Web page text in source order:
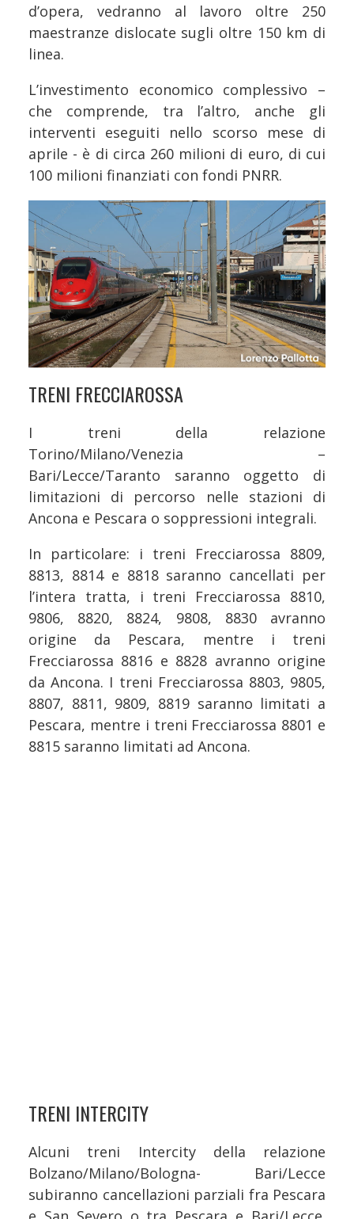
d’opera, vedranno al lavoro oltre 250
maestranze dislocate sugli oltre 150 km di
linea.
L’investimento economico complessivo –
che comprende, tra l’altro, anche gli
interventi eseguiti nello scorso mese di
aprile - è di circa 260 milioni di euro, di cui
100 milioni finanziati con fondi PNRR.
TRENI FRECCIAROSSA
I treni della relazione
Torino/Milano/Venezia –
Bari/Lecce/Taranto saranno oggetto di
limitazioni di percorso nelle stazioni di
Ancona e Pescara o soppressioni integrali.
In particolare: i treni Frecciarossa 8809,
8813, 8814 e 8818 saranno cancellati per
l’intera tratta, i treni Frecciarossa 8810,
9806, 8820, 8824, 9808, 8830 avranno
origine da Pescara, mentre i treni
Frecciarossa 8816 e 8828 avranno origine
da Ancona. I treni Frecciarossa 8803, 9805,
8807, 8811, 9809, 8819 saranno limitati a
Pescara, mentre i treni Frecciarossa 8801 e
8815 saranno limitati ad Ancona.
TRENI INTERCITY
Alcuni treni Intercity della relazione
Bolzano/Milano/Bologna- Bari/Lecce
subiranno cancellazioni parziali fra Pescara